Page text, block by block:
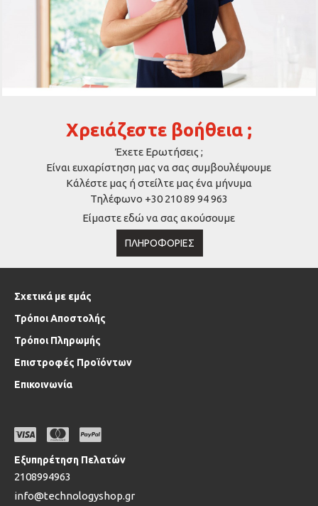
Χρειάζεστε βοήθεια ;
Έχετε Ερωτήσεις ;
Είναι ευχαρίστηση μας να σας συμβουλέψουμε
Κάλέστε μας ή στείλτε μας ένα μήνυμα
Τηλέφωνο +30 210 89 94 963
Είμαστε εδώ να σας ακούσουμε
ΠΛΗΡΟΦΟΡΊΕΣ
Σχετικά με εμάς
Τρόποι Αποστολής
Τρόποι Πληρωμής
Επιστροφές Προϊόντων
Επικοινωνία
Εξυπηρέτηση Πελατών
2108994963
info@technologyshop.gr